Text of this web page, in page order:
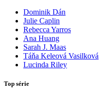
Dominik Dán
Julie Caplin
Rebecca Yarros
Ana Huang
Sarah J. Maas
Táňa Keleová Vasilková
Lucinda Riley
Top série